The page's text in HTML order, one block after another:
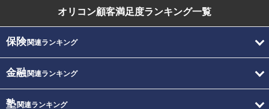
オリコン顧客満足度ランキング一覧
保険関連ランキング
金融関連ランキング
塾関連ランキング